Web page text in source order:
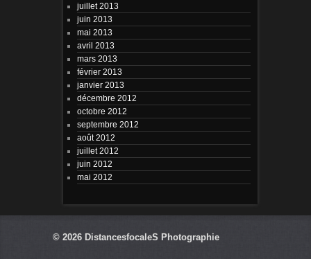
juillet 2013
juin 2013
mai 2013
avril 2013
mars 2013
février 2013
janvier 2013
décembre 2012
octobre 2012
septembre 2012
août 2012
juillet 2012
juin 2012
mai 2012
© 2026 DistancesfocaleS Photographie